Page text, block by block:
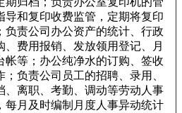
导和复印收费监管，定期将复印
负责公司办公资产的统计、行政
、费用报销、发放领用登记、月
帐等；办公纯净水的订购、签收
；负责公司员工的招聘、录用、
、离职、考勤、调动等劳动人事
每月及时编制月度人事异动统计